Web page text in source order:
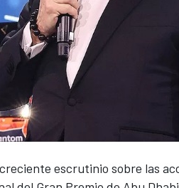
escrutinio sobre las